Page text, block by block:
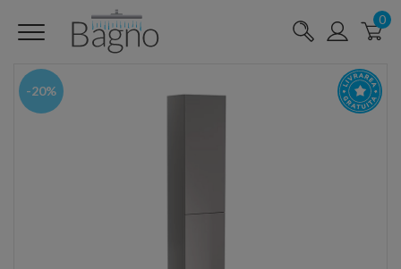
0
-20%